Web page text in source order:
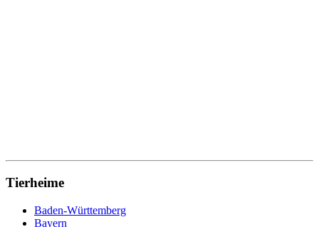
Tierheime
Baden-Württemberg
Bayern